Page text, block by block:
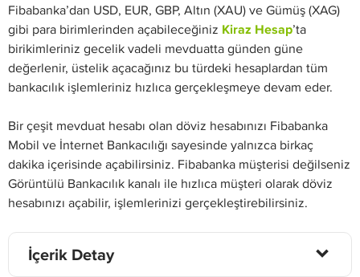
Fibabanka’dan USD, EUR, GBP, Altın (XAU) ve Gümüş (XAG)
gibi para birimlerinden açabileceğiniz Kiraz Hesap’ta
birikimleriniz gecelik vadeli mevduatta günden güne
değerlenir, üstelik açacağınız bu türdeki hesaplardan tüm
bankacılık işlemleriniz hızlıca gerçekleşmeye devam eder.
Bir çeşit mevduat hesabı olan döviz hesabınızı Fibabanka
Mobil ve İnternet Bankacılığı sayesinde yalnızca birkaç
dakika içerisinde açabilirsiniz. Fibabanka müşterisi değilseniz
Görüntülü Bankacılık kanalı ile hızlıca müşteri olarak döviz
hesabınızı açabilir, işlemlerinizi gerçekleştirebilirsiniz.
İçerik Detay